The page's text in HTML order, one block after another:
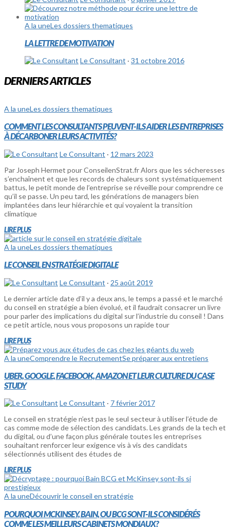
A la uneLes dossiers thematiques
LA LETTRE DE MOTIVATION
Le Consultant · 31 octobre 2016
DERNIERS ARTICLES
A la uneLes dossiers thematiques
COMMENT LES CONSULTANTS PEUVENT-ILS AIDER LES ENTREPRISES
À DÉCARBONER LEURS ACTIVITÉS?
Le Consultant · 12 mars 2023
Par Joseph Hermet pour ConseilenStrat.fr Alors que les sécheresses
s’enchaînent et que les records de chaleurs sont systématiquement
battus, le petit monde de l’entreprise se réveille pour comprendre ce
qu’il se passe. Un peu tard, les générations de managers bien
implantées dans leur hiérarchie et qui voyaient la transition
climatique
LIRE PLUS
A la uneLes dossiers thematiques
LE CONSEIL EN STRATÉGIE DIGITALE
Le Consultant · 25 août 2019
Le dernier article date d’il y a deux ans, le temps a passé et le marché
du conseil en stratégie a bien évolué, et il faudrait consacrer un livre
pour parler des implications du digital sur l’industrie du conseil ! Dans
ce petit article, nous vous proposons un rapide tour
LIRE PLUS
A la uneComprendre le RecrutementSe préparer aux entretiens
UBER, GOOGLE, FACEBOOK, AMAZON ET LEUR CULTURE DU CASE
STUDY
Le Consultant · 7 février 2017
Le conseil en stratégie n’est pas le seul secteur à utiliser l’étude de
cas comme mode de sélection des candidats. Les grands de la tech et
du digital, ou d’une façon plus générale toutes les entreprises
souhaitant renforcer leur exigence vis à vis des candidats
sélectionnés utilisent des études de
LIRE PLUS
A la uneDécouvrir le conseil en stratégie
POURQUOI MCKINSEY, BAIN, OU BCG SONT-ILS CONSIDÉRÉS
COMME LES MEILLEURS CABINETS MONDIAUX?